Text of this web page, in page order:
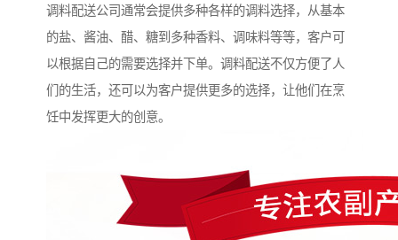
调料配送公司通常会提供多种各样的调料选择，从基本
的盐、酱油、醋、糖到多种香料、调味料等等，客户可
以根据自己的需要选择并下单。调料配送不仅方便了人
们的生活，还可以为客户提供更多的选择，让他们在烹
饪中发挥更大的创意。